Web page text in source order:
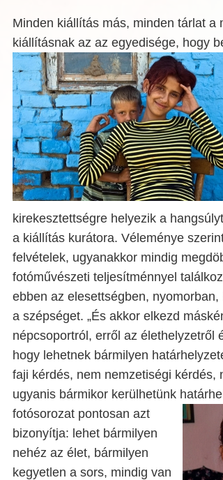
Minden kiállítás más, minden tárlat a
kiállításnak az az egyedisége, hogy
kirekesztettségre helyezik a
a kiállítás kurátora. Véleménye
felvételek, ugyanakkor mindig
fotóművészeti teljesítménnyel
ebben az elesettségben,
a szépséget. „És akkor elkezd
népcsoportról, erről az élethelyzetről
hogy lehetnek bármilyen
faji kérdés, nem nemzetiségi kérdés,
ugyanis bármikor kerülhetünk
fotósorozat pontosan azt
bizonyítja: lehet bármilyen
nehéz az élet, bármilyen
kegyetlen a sors, mindig van